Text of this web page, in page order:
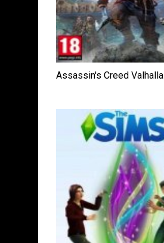
Assassin's Creed Valhalla